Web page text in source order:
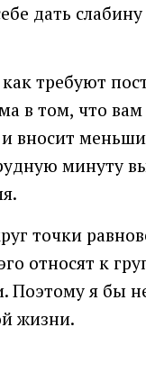
дать слабину
требуют
в том, что вам
вносит
минуту
точки
относят к
Поэтому я бы
жизни.